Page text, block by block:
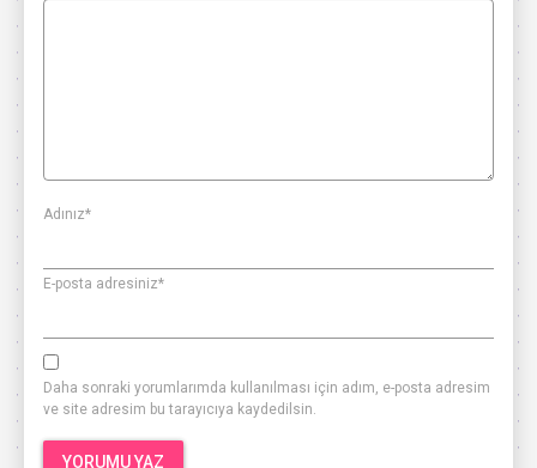
Adınız*
E-posta adresiniz*
Daha sonraki yorumlarımda kullanılması için adım, e-posta adresim
ve site adresim bu tarayıcıya kaydedilsin.